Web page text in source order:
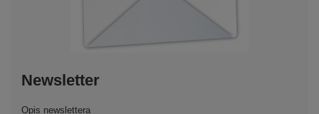
Newsletter
Opis newslettera